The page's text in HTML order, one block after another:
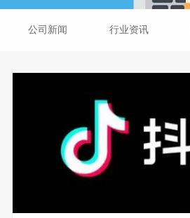
公司新闻 行业资讯